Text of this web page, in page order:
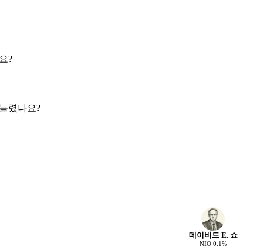
?
렸나요?
데이비드 E. 쇼
NIO 0.1%